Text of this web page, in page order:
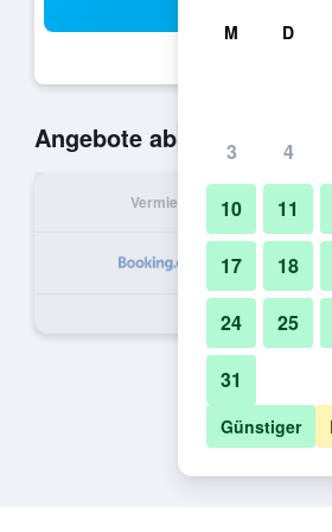
Angebote ab53 € Günstigste
Vermieter
M D
3 4
10 11
17 18
24 25
31
Günstiger